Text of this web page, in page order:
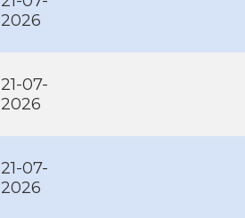
2026
21-07-
2026
21-07-
2026